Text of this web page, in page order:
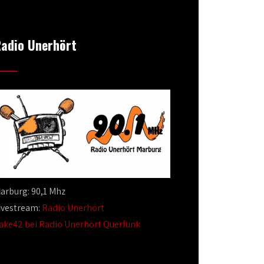
Unerhört
90,1 Mhz
Radio Unerhört
bei Radio Unerhört Querfunk